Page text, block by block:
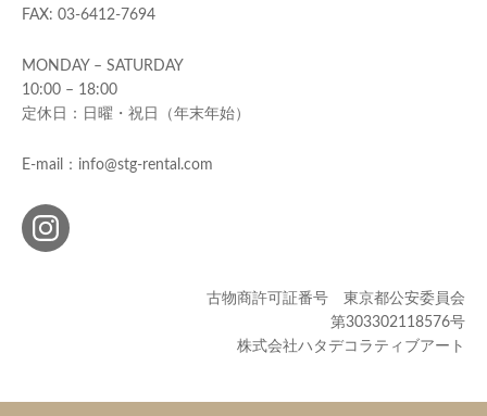
FAX: 03-6412-7694
MONDAY – SATURDAY
10:00 – 18:00
定休日：日曜・祝日（年末年始）
E-mail：info@stg-rental.com
古物商許可証番号 東京都公安委員会
第303302118576号
株式会社ハタデコラティブアート